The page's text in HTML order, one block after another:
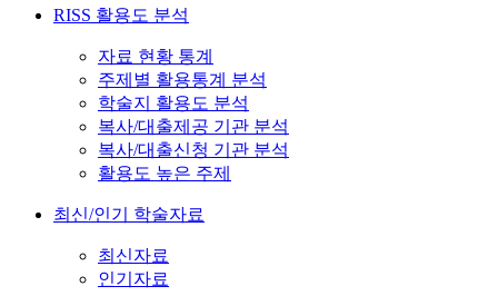
RISS 활용도 분석
자료 현황 통계
주제별 활용통계 분석
학술지 활용도 분석
복사/대출제공 기관 분석
복사/대출신청 기관 분석
활용도 높은 주제
최신/인기 학술자료
최신자료
인기자료